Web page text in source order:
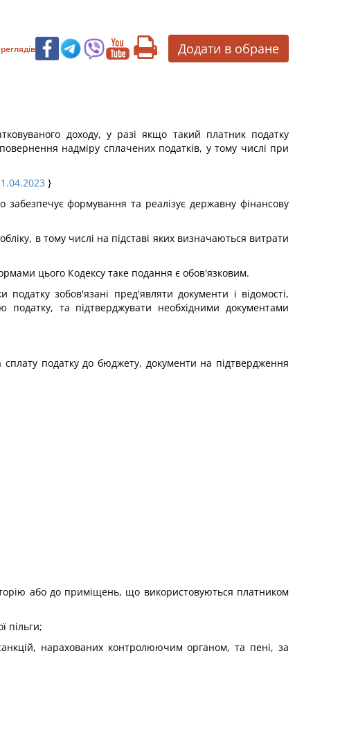
Додати в обране
доходу, у разі якщо такий платник податку
надміру сплачених податків, у тому числі при
}
формування та реалізує державну фінансову
в тому числі на підставі яких визначаються витрати
цього Кодексу таке подання є обов'язковим.
зобов'язані пред'являти документи і відомості,
та підтверджувати необхідними документами
податку до бюджету, документи на підтвердження
або до приміщень, що використовуються платником
пільги;
нарахованих контролюючим органом, та пені, за